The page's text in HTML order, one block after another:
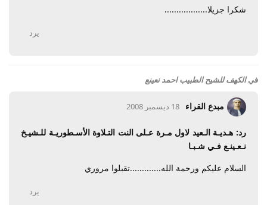
شكرا جزيلا..................
يرد
فيالكهف للشيح الطبيب احمد نعينع
مبدع القراء 18 ديسمبر 2008
رد: هـديـة الـعيد لاول مـرة عـلى النت التـلاوة الأسـطوريـة للـشيـخ
نـعـينـع فـي شـبـا
السلام عليكم ورحمة الله.............تقبلوا مروري
يرد